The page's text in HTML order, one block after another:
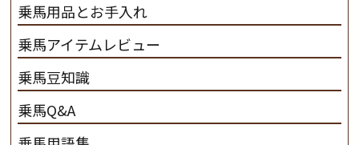
乗馬用品とお手入れ
乗馬アイテムレビュー
乗馬豆知識
乗馬Q&A